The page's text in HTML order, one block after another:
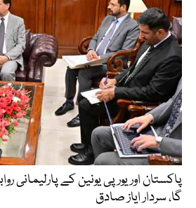
پاکستان اور یورپی یونین کے پارلیمانی
گا، سردار ایاز صادق